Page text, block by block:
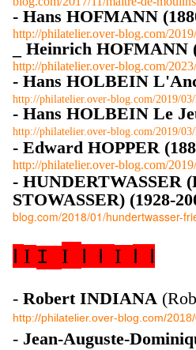
- Hans HOFMANN
http://philatelier.over-blog.com/
_ Heinrich HOFMANN
http://philatelier.over-blog.com/
- Hans HOLBEIN
http://philatelier.over-blog.com/2019/
- Hans HOLBEIN Le
http://philatelier.over-blog.com/2019/
- Edward HOPPER
http://philatelier.over-blog.com/
- HUNDERTWASSER
STOWASSER) (1928-
blog.com/2018/01/hundertwasser-
I I I I I I I I I
- Robert INDIANA
http://philatelier.over-blog.com/
- Jean-Auguste-